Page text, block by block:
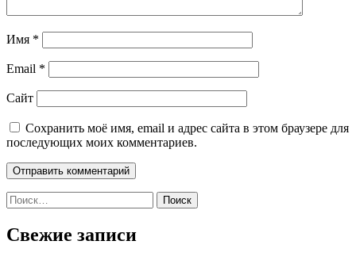
Имя *
Email *
Сайт
Сохранить моё имя, email и адрес сайта в этом браузере для
последующих моих комментариев.
Найти:
Свежие записи